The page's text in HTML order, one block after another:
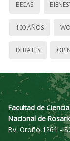
BECAS
100 AÑOS
DEBATES
Facultad de
Nacional de
Bv. Oroño 1261 -